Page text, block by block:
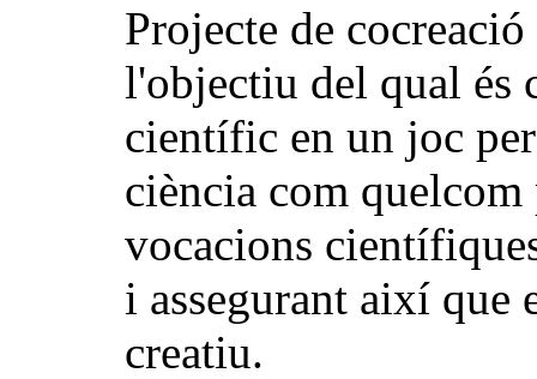
Projecte de
l'objectiu del qual és
científic en un joc
ciència com
vocacions
i assegurant així que
creatiu.